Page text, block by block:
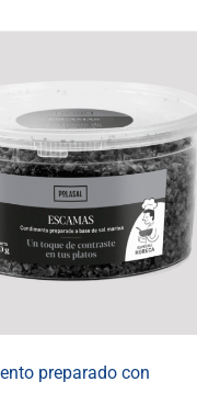
preparado con